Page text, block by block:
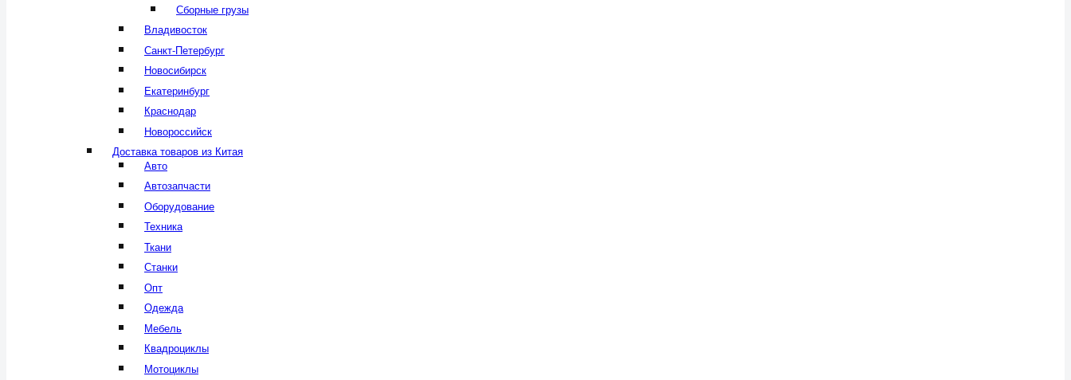
Сборные грузы
Владивосток
Санкт-Петербург
Новосибирск
Екатеринбург
Краснодар
Новороссийск
Доставка товаров из Китая
Авто
Автозапчасти
Оборудование
Техника
Ткани
Станки
Опт
Одежда
Мебель
Квадроциклы
Мотоциклы